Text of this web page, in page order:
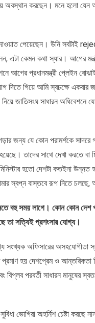
অবস্থান করছেন। মনে হলো
পেয়েছেন। উনি সবটাই
এটা কেমন কথা স্যার। আগের
আগের প্রধানমন্ত্রী প্লেইন
দিতে গিয়ে আমি স্বচক্ষে একবার
জাতিসংঘ সাধারন অধিবেশনে
জন্য যে কোন পরামর্শকে সাদরে
তাদের সাথে দেখা করতে
হতো দেশটা কতইনা
স্বপ্ন বাস্তবে রূপ নিতে চলছে,
বহু সময় লাগে। কোন কোন দেশ
তা সত্যিই প্রশংসার যোগ্য।
সংখ্যক অফিসারের
প্রমাণ হয় দেশপ্রেম ও
পরবর্তী সাধারন মানুষের
অহর্নিশ চেষ্টা করছে